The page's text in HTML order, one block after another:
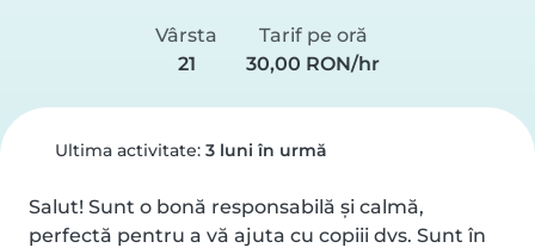
Vârsta
21
Tarif pe oră
30,00 RON/hr
Ultima activitate: 3 luni în urmă
Salut! Sunt o bonă responsabilă și calmă,
perfectă pentru a vă ajuta cu copiii dvs. Sunt în